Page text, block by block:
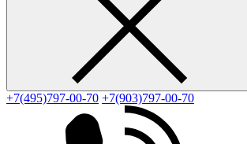
+7(495)797-00-70 +7(903)797-00-70